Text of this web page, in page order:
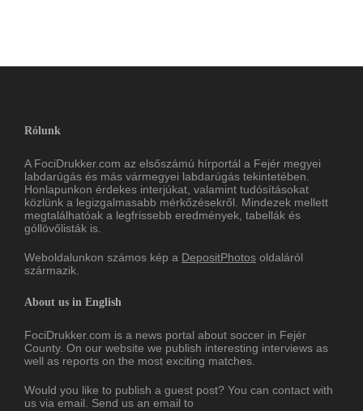
Rólunk
A FociDrukker.com az elsőszámú hírportál a Fejér megyei
labdarúgás és más vármegyei labdarúgás tekintetében.
Honlapunkon érdekes interjúkat, valamint tudósításokat
közlünk a legizgalmasabb mérkőzésekről. Mindezek mellett
megtalálhatóak a legfrissebb eredmények, tabellák és
góllövőlisták is.
Weboldalunkon számos kép a DepositPhotos oldaláról
származik.
About us in English
FociDrukker.com is a news portal about soccer in Fejér
County. On our website we publish interesting interviews as
well as reports on the most exciting matches.
Would you like to publish a guest post? You can contact with
us via email. Send us an email to